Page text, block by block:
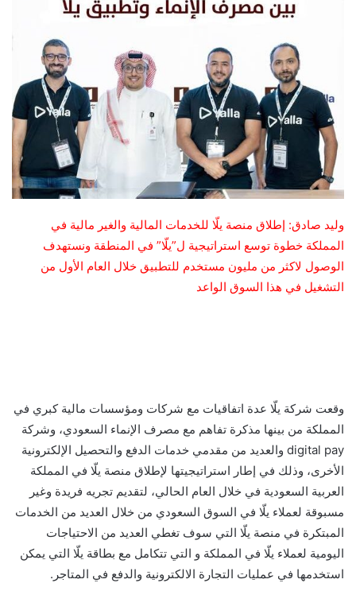
وليد صادق: إطلاق منصة يلّا للخدمات المالية والغير مالية في
المملكة خطوة توسع استراتيجية ل”يلّا” في المنطقة ونستهدف
الوصول لاكثر من مليون مستخدم للتطبيق خلال العام الأول من
التشغيل في هذا السوق الواعد
وقعت شركة يلّا عدة اتفاقيات مع شركات ومؤسسات مالية كبري في
المملكة من بينها مذكرة تفاهم مع مصرف الإنماء السعودي، وشركة
digital pay والعديد من مقدمي خدمات الدفع والتحصيل الإلكترونية
الأخرى، وذلك في إطار استراتيجيتها لإطلاق منصة يلّا في المملكة
العربية السعودية في خلال العام الحالي، لتقديم تجريه فريدة وغير
مسبوقة لعملاء يلّا في السوق السعودي من خلال العديد من الخدمات
المبتكرة في منصة يلّا التي سوف تغطي العديد من الاحتياجات
اليومية لعملاء يلّا في المملكة و التي تتكامل مع بطاقة يلّا التي يمكن
استخدمها في عمليات التجارة الالكترونية والدفع في المتاجر.